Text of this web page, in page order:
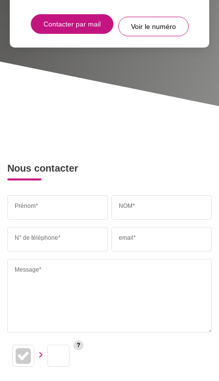
Contacter par mail Voir le numéro
Nous contacter
Prénom* NOM*
N° de téléphone* email*
Message*